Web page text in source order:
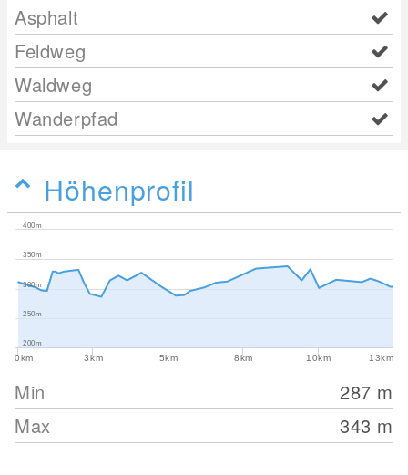
Asphalt
Feldweg
Waldweg
Wanderpfad
Höhenprofil
0km 3km 5km 8km 10km 13km
200m
250m
300m
350m
400m
Min 287 m
Max
343 m